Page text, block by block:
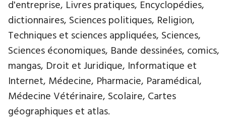
d'entreprise, Livres pratiques, Encyclopédies,
dictionnaires, Sciences politiques, Religion,
Techniques et sciences appliquées, Sciences,
Sciences économiques, Bande dessinées, comics,
mangas, Droit et Juridique, Informatique et
Internet, Médecine, Pharmacie, Paramédical,
Médecine Vétérinaire, Scolaire, Cartes
géographiques et atlas.